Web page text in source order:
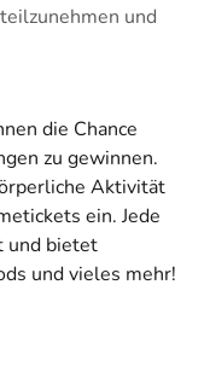
und
die Chance
zu gewinnen.
Aktivität
ein. Jede
und bietet
und vieles mehr!